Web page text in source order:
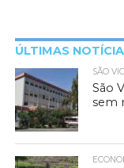
ÚLTIMAS
SÃO
São
sem